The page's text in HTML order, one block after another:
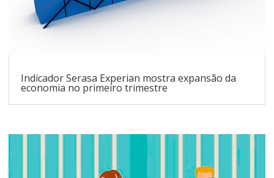
Indicador Serasa Experian mostra expansão da
economia no primeiro trimestre